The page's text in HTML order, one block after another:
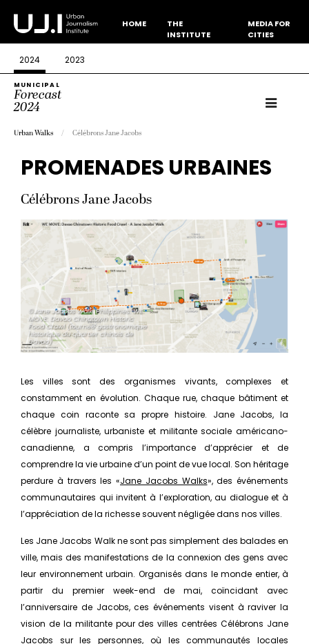
HOME
THE
INSTITUTE
MEDIA FOR
CITIES
2024 2023
MUNICIPAL
Forecast
2024
Urban Walks Célébrons Jane Jacobs
PROMENADES URBAINES
Célébrons Jane Jacobs
©Jane Jacobs Walk. Philippines: WE
MOVE: Davao Chinatown Historic
Food Crawl (tournée gastronomique
historique du quartier chinois de
Davao)
Les villes sont des organismes vivants, complexes et
constamment en évolution. Chaque rue, chaque bâtiment et
chaque coin raconte sa propre histoire. Jane Jacobs, la
célèbre journaliste, urbaniste et militante sociale américano-
canadienne, a compris l’importance d’apprécier et de
comprendre la vie urbaine d’un point de vue local. Son héritage
perdure à travers les «Jane Jacobs Walks», des événements
communautaires qui invitent à l’exploration, au dialogue et à
l’appréciation de la richesse souvent négligée dans nos villes.
Les Jane Jacobs Walk ne sont pas simplement des balades en
ville, mais des manifestations de la connexion des gens avec
leur environnement urbain. Organisés dans le monde entier, à
partir du premier week-end de mai, coïncidant avec
l’anniversaire de Jacobs, ces événements visent à raviver la
vision de la militante pour des villes centrées Célébrons Jane
Jacobs sur les personnes, où les communautés locales